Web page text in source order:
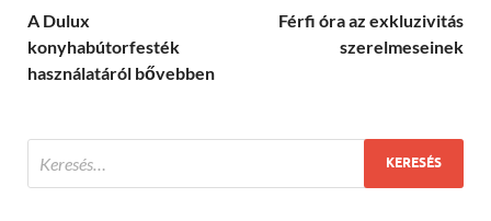
A Dulux
konyhabútorfesték
használatáról bővebben
Férfi óra az exkluzivitás
szerelmeseinek